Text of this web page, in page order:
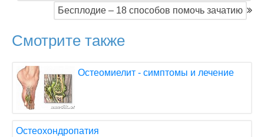
Бесплодие – 18 способов помочь зачатию
Смотрите также
Остеомиелит - симптомы и лечение
Остеохондропатия